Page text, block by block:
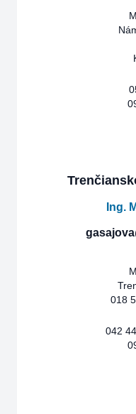
Ing.
018
042